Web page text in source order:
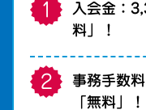
入会金：
料」！
事務手数
「無料」！